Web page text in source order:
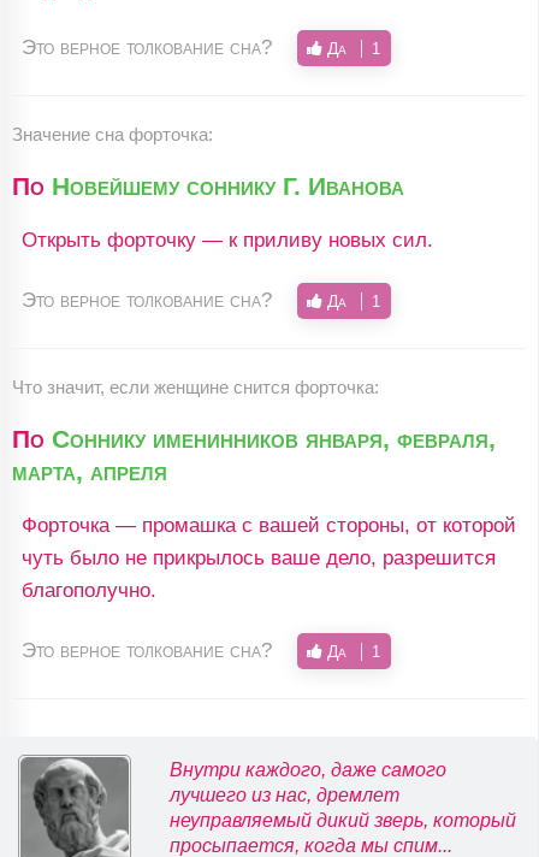
Это верное толкование сна? Да 1
Значение сна форточка:
По Новейшему соннику Г. Иванова
Открыть форточку — к приливу новых сил.
Это верное толкование сна? Да 1
Что значит, если женщине снится форточка:
По Соннику именинников января, февраля,
марта, апреля
Форточка — промашка с вашей стороны, от которой
чуть было не прикрылось ваше дело, разрешится
благополучно.
Это верное толкование сна? Да 1
Внутри каждого, даже самого
лучшего из нас, дремлет
неуправляемый дикий зверь, который
просыпается, когда мы спим...